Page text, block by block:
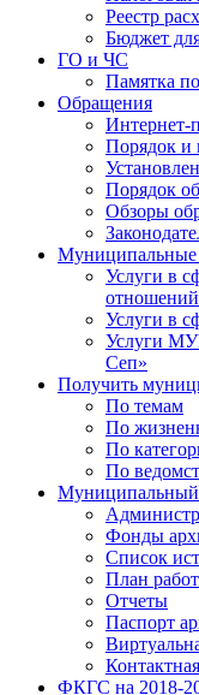
Реестр
Бюджет
ГО и ЧС
Памятка
Обращения
Интернет-
Порядок и
Порядок
Обзоры
Муниципальные
Услуги в
отношений
Услуги в
Услуги
Сеп»
Получить
По темам
По
По
По
Муниципальный
Фонды
Список
План
Отчеты
Паспорт
ФКГС на 2018-